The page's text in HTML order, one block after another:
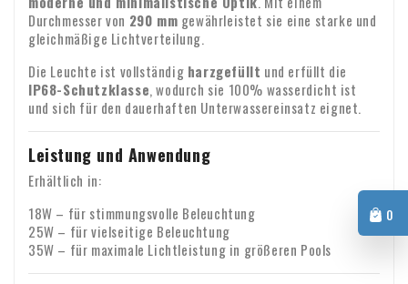
0
Erhalt. Fehlen Teile oder sind Produkte beschädigt
angekommen? Dann senden Sie uns bitte umgehend eine E-
Mail mit Ihrer Bestellnummer und gegebenenfalls Fotos der
Beschädigung.
Umsatzsteuerausweis für
Geschäftskunden
ist eine Umsatzsteuerverlagerung möglich. In diesem Fall
berechnen wir keine Mehrwertsteuer auf der Rechnung. Ihre
überprüft. Funktioniert Ihre Umsatzsteuer-
Identifikationsnummer nicht? Bitte kontaktieren Sie uns in
Bei Fragen zum Versand oder zu anderen Themen können Sie
sich jederzeit unverbindlich per E-Mail an uns wenden:
info@xpropool.com
Durchmesser von 290 mm gewährleistet sie eine starke und
gleichmäßige Lichtverteilung.
Die Leuchte ist vollständig harzgefüllt und erfüllt die
IP68-Schutzklasse, wodurch sie 100% wasserdicht ist
und sich für den dauerhaften Unterwassereinsatz eignet.
Leistung und Anwendung
Erhältlich in:
18W – für stimmungsvolle Beleuchtung
25W – für vielseitige Beleuchtung
35W – für maximale Lichtleistung in größeren Pools